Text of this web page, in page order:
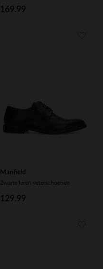
169.99
Manfield
Zwarte leren veterschoenen
129.99